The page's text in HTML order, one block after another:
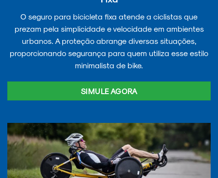
O seguro para bicicleta fixa atende a ciclistas que
prezam pela simplicidade e velocidade em ambientes
urbanos. A proteção abrange diversas situações,
proporcionando segurança para quem utiliza esse estilo
minimalista de bike.
SIMULE AGORA